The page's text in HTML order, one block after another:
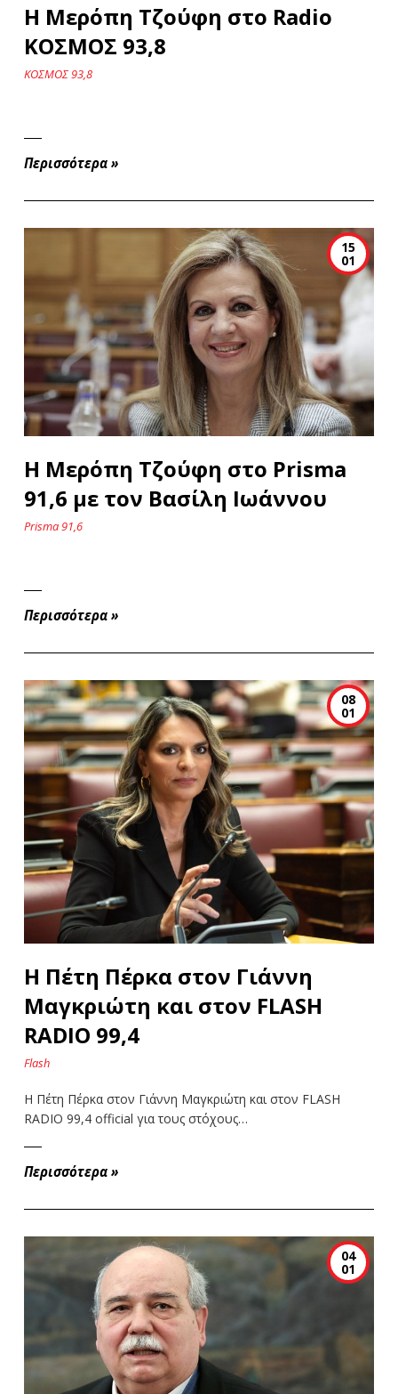
Η Μερόπη Τζούφη στο Radio
ΚΟΣΜΟΣ 93,8
ΚΟΣΜΟΣ 93,8
Περισσότερα »
15
01
Η Μερόπη Τζούφη στο Prisma
91,6 με τον Βασίλη Ιωάννου
Prisma 91,6
Περισσότερα »
08
01
Η Πέτη Πέρκα στον Γιάννη
Μαγκριώτη και στον FLASH
RADIO 99,4
Flash
Η Πέτη Πέρκα στον Γιάννη Μαγκριώτη και στον FLASH
RADIO 99,4 official για τους στόχους…
Περισσότερα »
04
01